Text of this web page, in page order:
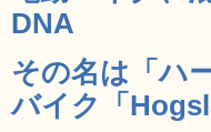
DNA
その名は「ハ
バイク「